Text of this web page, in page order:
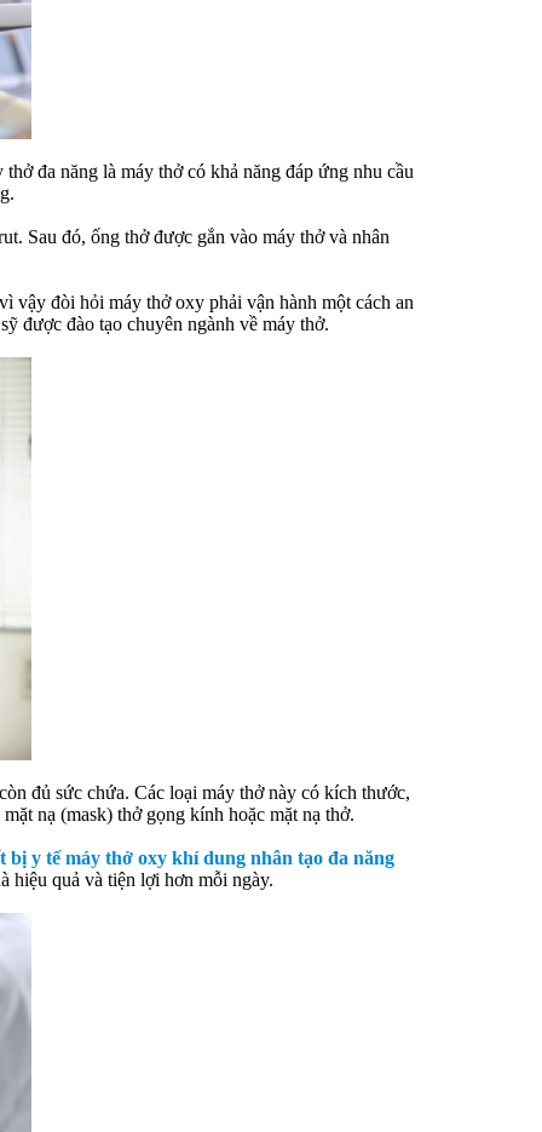
đa năng là máy thở có khả năng đáp ứng nhu cầu
Sau đó, ống thở được gắn vào máy thở và nhân
vậy đòi hỏi máy thở oxy phải vận hành một cách an
được đào tạo chuyên ngành về máy thở.
đủ sức chứa. Các loại máy thở này có kích thước,
nạ (mask) thở gọng kính hoặc mặt nạ thở.
bị y tế máy thở oxy khí dung nhân tạo đa năng
hiệu quả và tiện lợi hơn mỗi ngày.